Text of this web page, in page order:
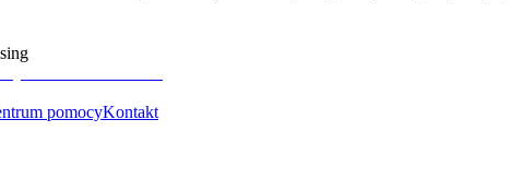
pomocyKontakt